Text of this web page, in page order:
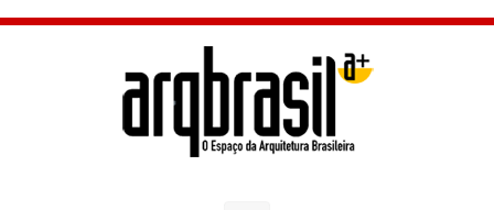
Skip to main content